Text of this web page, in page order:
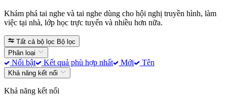
Khám phá tai nghe và tai nghe dùng cho hội nghị truyền hình, làm
việc tại nhà, lớp học trực tuyến và nhiều hơn nữa.
Tất cả bộ lọc Bộ lọc
Phân loại
Nổi bật Kết quả phù hợp nhất Mới Tên
Khả năng kết nối
Khả năng kết nối